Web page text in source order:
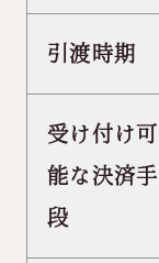
引渡時期
受け付け可
能な決済手
段